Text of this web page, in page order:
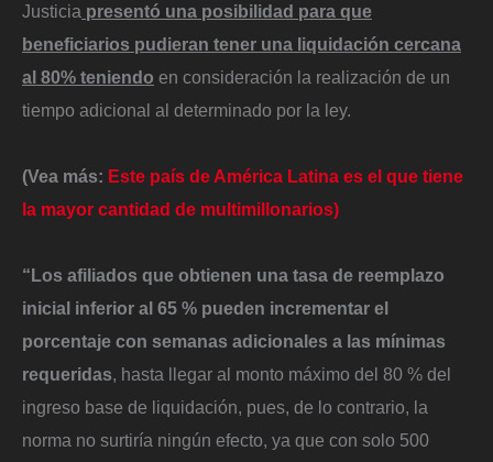
Justicia presentó una posibilidad para que
beneficiarios pudieran tener una liquidación cercana
al 80% teniendo en consideración la realización de un
tiempo adicional al determinado por la ley.
(Vea más: Este país de América Latina es el que tiene
la mayor cantidad de multimillonarios)
“Los afiliados que obtienen una tasa de reemplazo
inicial inferior al 65 % pueden incrementar el
porcentaje con semanas adicionales a las mínimas
requeridas, hasta llegar al monto máximo del 80 % del
ingreso base de liquidación, pues, de lo contrario, la
norma no surtiría ningún efecto, ya que con solo 500